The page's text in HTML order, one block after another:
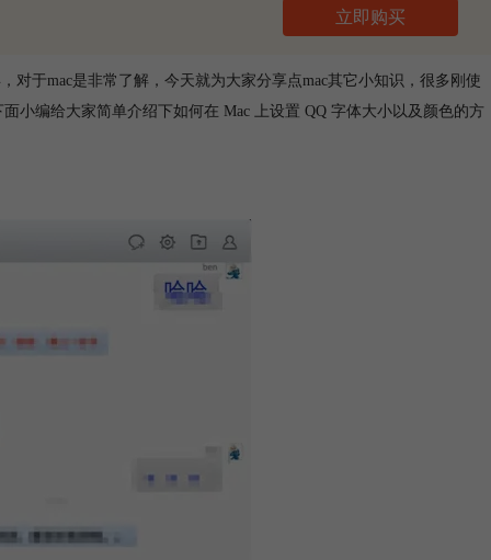
立即购买
对于mac是非常了解，今天就为大家分享点mac其它小知识，很多刚使
小编给大家简单介绍下如何在 Mac 上设置 QQ 字体大小以及颜色的方